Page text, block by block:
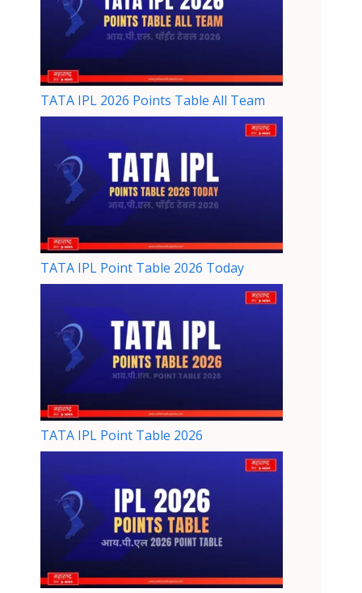
TATA IPL 2026 Points Table All Team
TATA IPL Point Table 2026 Today
TATA IPL Point Table 2026